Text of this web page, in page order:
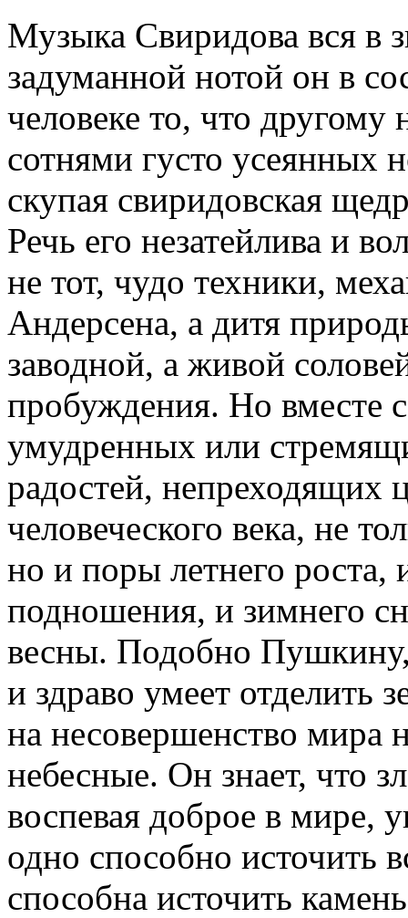
Музыка Свиридова вся в
задуманной нотой он в
человеке то, что другому
сотнями густо усеянных
скупая свиридовская
Речь его незатейлива и
не тот, чудо техники,
Андерсена, а дитя
заводной, а живой
пробуждения. Но вместе
умудренных или
радостей, непреходящих
человеческого века, не
но и поры летнего роста,
подношения, и зимнего
весны. Подобно
и здраво умеет отделить
на несовершенство мира
небесные. Он знает, что
воспевая доброе в мире,
одно способно источить
способна источить